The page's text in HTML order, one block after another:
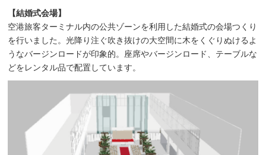
【結婚式会場】
空港旅客ターミナル内の公共ゾーンを利用した結婚式の会場つくり
を行いました。光降り注ぐ吹き抜けの大空間に木をくぐりぬけるよ
うなバージンロードが印象的。座席やバージンロード、テーブルな
どをレンタル品で配置しています。